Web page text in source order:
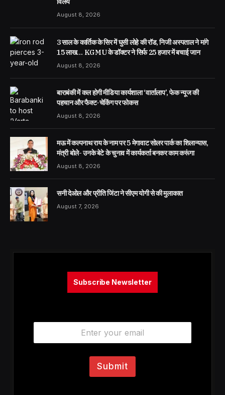
August 8, 2026
3 साल के कार्तिक के सिर में घुसी लोहे की रॉड, निजी अस्पताल ने मांगे
15 लाख… KGMU के डॉक्टर ने सिर्फ 25 हजार में बचाई जान
August 8, 2026
बाराबंकी में कल होगी मीडिया कार्यशाला ‘वार्तालाप’, फेक न्यूज की
पहचान और फैक्ट-चेकिंग पर फोकस
August 8, 2026
मऊ में कल्पनाथ राय के नाम पर 5 मेगावाट सोलर पार्क का शिलान्यास,
मंत्री बोले- उनके बेटे के चुनाव में कार्यकर्ता बनकर काम करूंगा
August 8, 2026
सनी देओल और प्रीति जिंटा ने सीएम योगी से की मुलाकात
August 7, 2026
Subscribe Newsletter
E
a
Submit